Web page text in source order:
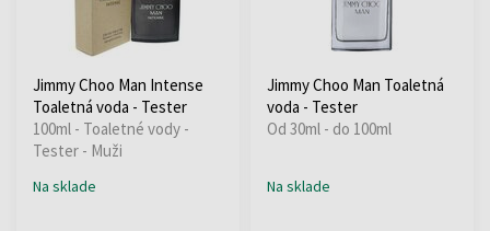
Jimmy Choo Man Intense
Toaletná voda - Tester
100ml - Toaletné vody -
Tester - Muži
Na sklade
Jimmy Choo Man Toaletná
voda - Tester
Od 30ml - do 100ml
Na sklade